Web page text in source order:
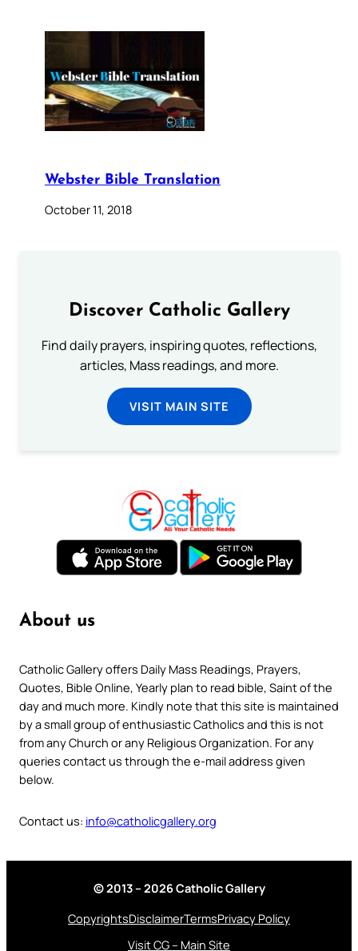
Webster Bible Translation
October 11, 2018
Discover Catholic Gallery
Find daily prayers, inspiring quotes, reflections,
articles, Mass readings, and more.
VISIT MAIN SITE
About us
Catholic Gallery offers Daily Mass Readings, Prayers,
Quotes, Bible Online, Yearly plan to read bible, Saint of the
day and much more. Kindly note that this site is maintained
by a small group of enthusiastic Catholics and this is not
from any Church or any Religious Organization. For any
queries contact us through the e-mail address given
below.
Contact us: info@catholicgallery.org
© 2013 – 2026 Catholic Gallery
CopyrightsDisclaimerTermsPrivacy Policy
Visit CG – Main Site